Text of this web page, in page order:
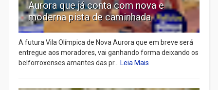
Aurora que já conta com nova e
moderna pista de caminhada
A futura Vila Olímpica de Nova Aurora que em breve será
entregue aos moradores, vai ganhando forma deixando os
belforroxenses amantes das pr...
Leia Mais